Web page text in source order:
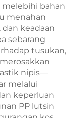
melebihi bahan
menahan
keadaan
sebarang
tusukan,
nipis—
melalui
keperluan
PP lutsin